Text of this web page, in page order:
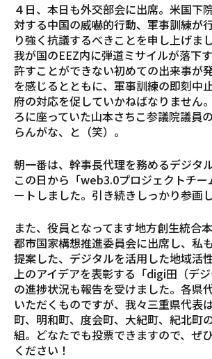
４日、本日も外交部会に出席。米国下
対する中国の威嚇的行動、軍事訓練が
り強く抗議するべきことを申し上げま
我が国のEEZ内に弾道ミサイルが落下
許すことができない初めての出来事が
を感じるとともに、軍事訓練の即刻中
府の対応を促していかねばなりません
ろに座っていた山本さちこ参議院議員
らんがな、と（笑）。
朝一番は、幹事長代理を務めるデジタ
この日から「web3.0プロジェクトチー
ートしました。引き続きしっかり参画
また、役員となってます地方創生統合
都市国家構想推進委員会に出席し、私
提案した、デジタルを活用した地域活
上のアイデアを表彰する「digi田（デジ
の進捗状況も報告を受けました。各県
いただくものですが、我々三重県代表
町、明和町、度会町、大紀町、紀北町
組。どなたでも投票できますので、ぜ
ください！